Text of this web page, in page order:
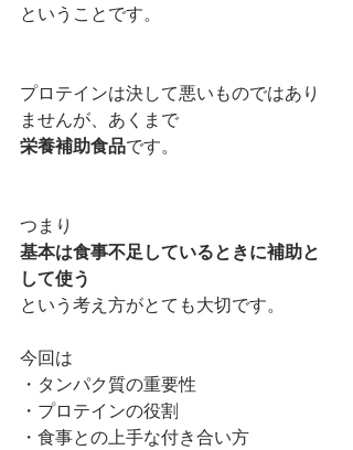
ということです。
プロテインは決して悪いものではあり
ませんが、あくまで
栄養補助食品です。
つまり
基本は食事不足しているときに補助と
して使う
という考え方がとても大切です。
今回は
・タンパク質の重要性
・プロテインの役割
・食事との上手な付き合い方